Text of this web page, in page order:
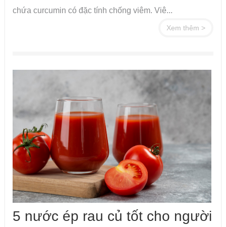
chứa curcumin có đặc tính chống viêm. Viê...
Xem thêm >
5 nước ép rau củ tốt cho người